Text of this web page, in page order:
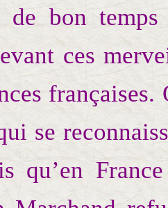
bon
ces
se
qu’en